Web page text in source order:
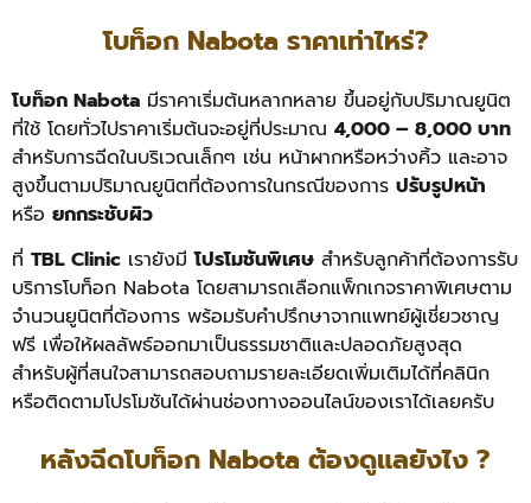
โบท็อก Nabota ราคาเท่าไหร่?
โบท็อก Nabota มีราคาเริ่มต้นหลากหลาย ขึ้นอยู่กับปริมาณยูนิต
ที่ใช้ โดยทั่วไปราคาเริ่มต้นจะอยู่ที่ประมาณ 4,000 – 8,000 บาท
สำหรับการฉีดในบริเวณเล็กๆ เช่น หน้าผากหรือหว่างคิ้ว และอาจ
สูงขึ้นตามปริมาณยูนิตที่ต้องการในกรณีของการ ปรับรูปหน้า
หรือ ยกกระชับผิว
ที่ TBL Clinic เรายังมีโปรโมชันพิเศษ สำหรับลูกค้าที่ต้องการรับ
บริการโบท็อก Nabota โดยสามารถเลือกแพ็กเกจราคาพิเศษตาม
จำนวนยูนิตที่ต้องการ พร้อมรับคำปรึกษาจากแพทย์ผู้เชี่ยวชาญ
ฟรี เพื่อให้ผลลัพธ์ออกมาเป็นธรรมชาติและปลอดภัยสูงสุด
สำหรับผู้ที่สนใจสามารถสอบถามรายละเอียดเพิ่มเติมได้ที่คลินิก
หรือติดตามโปรโมชันได้ผ่านช่องทางออนไลน์ของเราได้เลยครับ
หลังฉีดโบท็อก Nabota ต้องดูแลยังไง ?